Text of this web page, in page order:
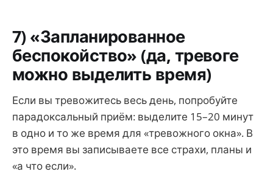
7) «Запланированное
беспокойство» (да, тревоге
можно выделить время)
Если вы тревожитесь весь день, попробуйте
парадоксальный приём: выделите 15–20 минут
в одно и то же время для «тревожного окна». В
это время вы записываете все страхи, планы и
«а что если».